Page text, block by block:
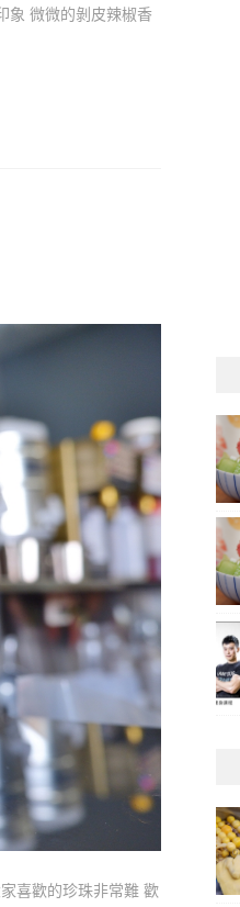
象 微微的剝皮辣椒香
喜歡的珍珠非常難 歡